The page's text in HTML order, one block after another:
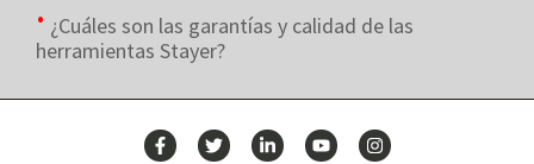
¿Cuáles son las garantías y calidad de las
herramientas Stayer?